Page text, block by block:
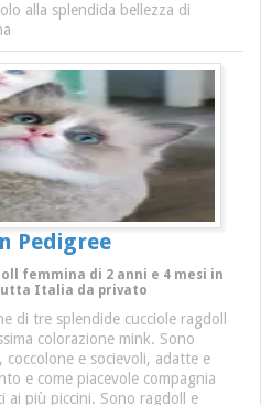
alla splendida bellezza di
Pedigree
femmina di 2 anni e 4 mesi in
Italia da privato
di tre splendide cucciole ragdoll
colorazione mink. Sono
coccolone e socievoli, adatte e
e come piacevole compagnia
ai più piccini. Sono ragdoll e